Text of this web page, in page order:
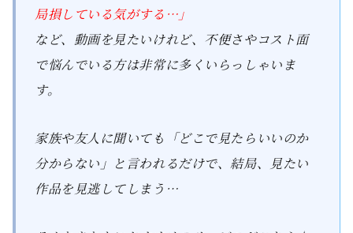
局損している気がする…」
など、動画を見たいけれど、不便さやコスト面
で悩んでいる方は非常に多くいらっしゃいま
す。
家族や友人に聞いても「どこで見たらいいのか
分からない」と言われるだけで、結局、見たい
作品を見逃してしまう…